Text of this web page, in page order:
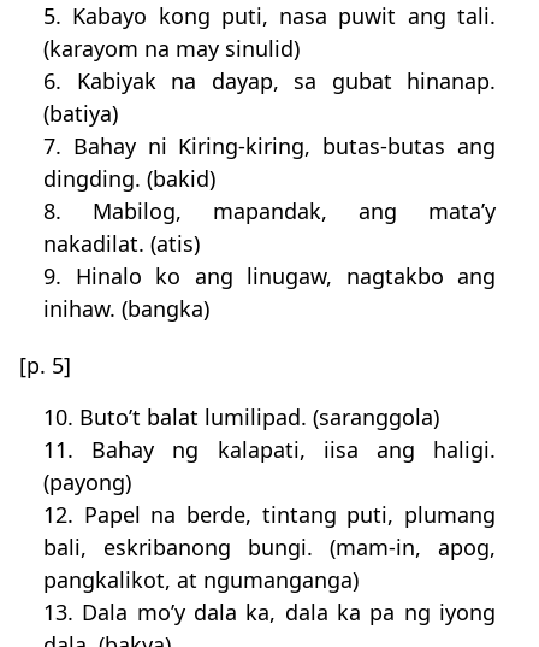
5. Kabayo kong puti, nasa puwit ang tali.
(karayom na may sinulid)
6. Kabiyak na dayap, sa gubat hinanap.
(batiya)
7. Bahay ni Kiring-kiring, butas-butas ang
dingding. (bakid)
8. Mabilog, mapandak, ang mata’y
nakadilat. (atis)
9. Hinalo ko ang linugaw, nagtakbo ang
inihaw. (bangka)
[p. 5]
10. Buto’t balat lumilipad. (saranggola)
11. Bahay ng kalapati, iisa ang haligi.
(payong)
12. Papel na berde, tintang puti, plumang
bali, eskribanong bungi. (mam-in, apog,
pangkalikot, at ngumanganga)
13. Dala mo’y dala ka, dala ka pa ng iyong